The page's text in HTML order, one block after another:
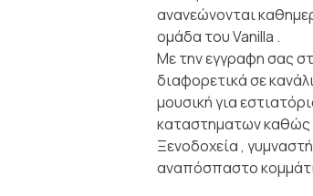
ανανεώνονται
ομάδα του Vanilla .
Με την εγγραφη σας
διαφορετικά σε
μουσική για
καταστηματων καθώς
Ξενοδοχεία ,
αναπόσπαστο